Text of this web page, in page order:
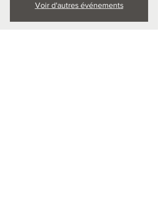
Voir d'autres événements